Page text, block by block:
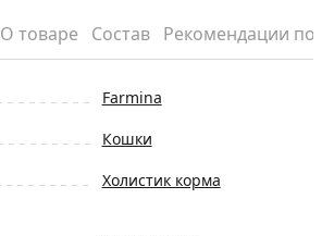
О товаре Состав Рекомендации
Farmina
Кошки
Холистик корма